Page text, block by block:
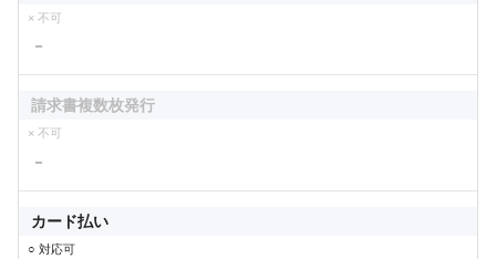
× 不可
－
請求書複数枚発行
× 不可
－
カード払い
○ 対応可